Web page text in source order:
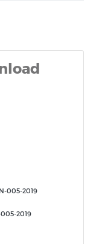
005-2019
005-2019